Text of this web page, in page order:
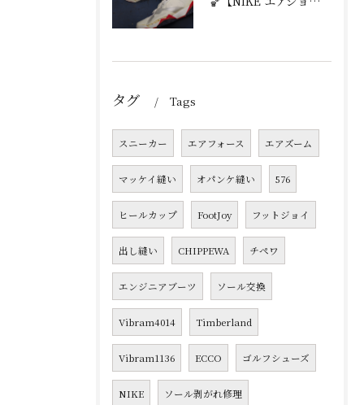
タグ Tags
スニーカー エアフォース エアズーム
マッケイ縫い オパンケ縫い 576
ヒールカップ FootJoy フットジョイ
出し縫い CHIPPEWA チペワ
エンジニアブーツ ソール交換
Vibram4014 Timberland
Vibram1136 ECCO ゴルフシューズ
NIKE ソール剥がれ修理